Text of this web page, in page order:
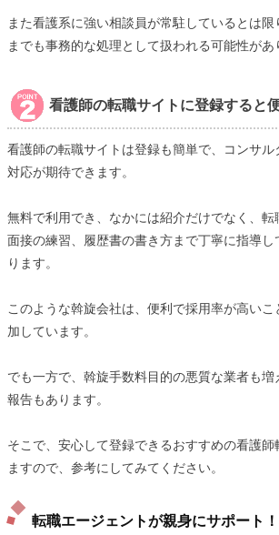
また看護系に強い相談員が常駐しているとは限
までも事務的な処理として扱われる可能性があ
看護師の転職サイトに登録すると
看護師の転職サイトは登録も簡単で、コンサル
対応が期待できます。
無料で利用でき、なかには紹介だけでなく、転
面接の練習、履歴書の書き方まで丁寧に指導し
ります。
このような斡旋会社は、便利で採用率が高い
加しています。
でも一方で、斡旋手数料目的の悪質な業者も増
報告もあります。
そこで、安心して登録できるおすすめの看護師
ますので、参考にしてみてください。
転職エージェントが親身にサポート